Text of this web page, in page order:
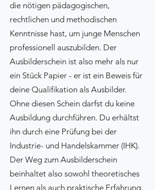
die nötigen pädagogischen,
rechtlichen und methodischen
Kenntnisse hast, um junge Menschen
professionell auszubilden. Der
Ausbilderschein ist also mehr als nur
ein Stück Papier - er ist ein Beweis für
deine Qualifikation als Ausbilder.
Ohne diesen Schein darfst du keine
Ausbildung durchführen. Du erhältst
ihn durch eine Prüfung bei der
Industrie- und Handelskammer (IHK).
Der Weg zum Ausbilderschein
beinhaltet also sowohl theoretisches
Lernen als auch praktische Erfahrung.